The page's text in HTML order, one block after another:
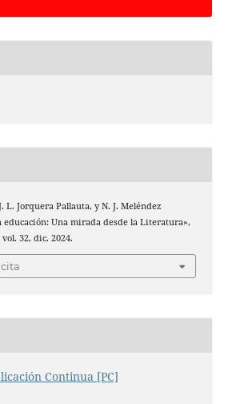
L. Jorquera Pallauta, y N. J. Meléndez
educación: Una mirada desde la Literatura»,
vol. 32, dic. 2024.
Continua [PC]